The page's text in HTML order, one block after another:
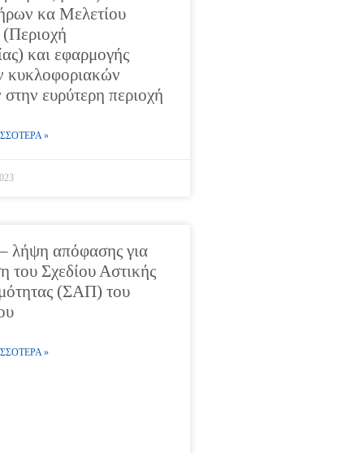
κα Μελετίου
και εφαρμογής
κυκλοφοριακών
ευρύτερη περιοχή
»
λήψη απόφασης για
του Σχεδίου Αστικής
(ΣΑΠ) του
»